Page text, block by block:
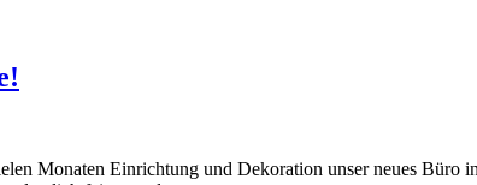
Monaten Einrichtung und Dekoration unser neues Büro